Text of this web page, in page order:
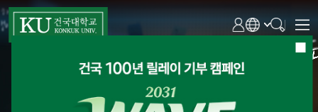
2026년 중소기업 계약학과 신규 주관대학
AI융합시스템학과 신설
2025학년도 고용노동부
대학일자리플러스센터 연차평가
‘최고 등급(우수)’ 획득
‘2026년 대학 인공지능(AI) 기본교육과정 개발
글로컬캠퍼스, 학교법인 건국대학교
김석영 이연주
임병우
최진이 이효신
김상엽
김재성 장호현 배정섭 한상우 이종송
오재규 이진현 김수영 신준섭 강태봉 허희진
최진승 이병훈
황태현 전영표 홍지희 박현정 이재익 임관혁